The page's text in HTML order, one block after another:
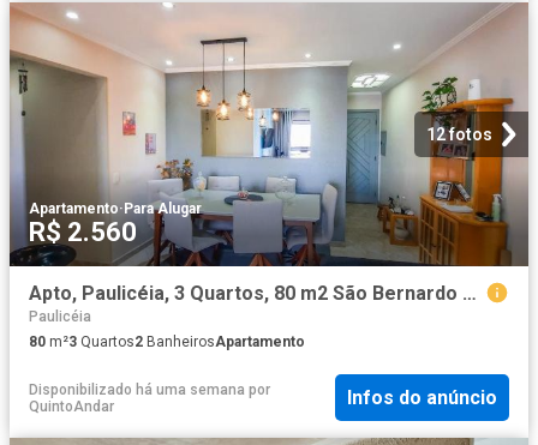
12 fotos
Apartamento·Para Alugar
R$ 2.560
Apto, Paulicéia, 3 Quartos, 80 m2 São Bernardo do Campo
Paulicéia
80 m²3 Quartos2 BanheirosApartamento
Disponibilizado há uma semana por
QuintoAndar
Infos do anúncio